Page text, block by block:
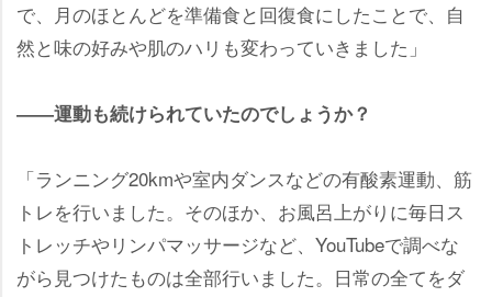
で、月のほとんどを準備食と回復食にしたことで、自
然と味の好みや肌のハリも変わっていきました」
――運動も続けられていたのでしょうか？
「ランニング20kmや室内ダンスなどの有酸素運動、筋
トレを行いました。そのほか、お風呂上がりに毎日ス
トレッチやリンパマッサージなど、YouTubeで調べな
がら見つけたものは全部行いました。日常の全てをダ